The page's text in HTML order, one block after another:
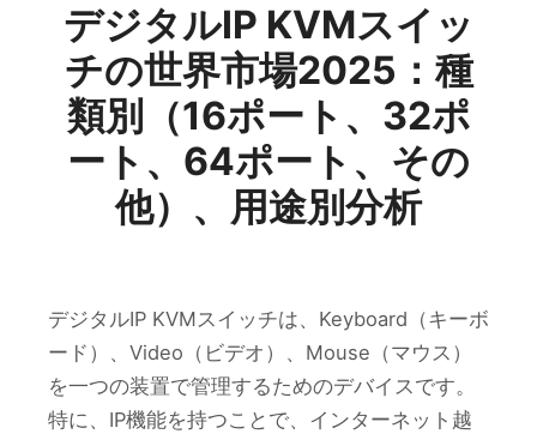
デジタルIP KVMスイッ
チの世界市場2025：種
類別（16ポート、32ポ
ート、64ポート、その
他）、用途別分析
デジタルIP KVMスイッチは、Keyboard（キーボ
ード）、Video（ビデオ）、Mouse（マウス）
を一つの装置で管理するためのデバイスです。
特に、IP機能を持つことで、インターネット越